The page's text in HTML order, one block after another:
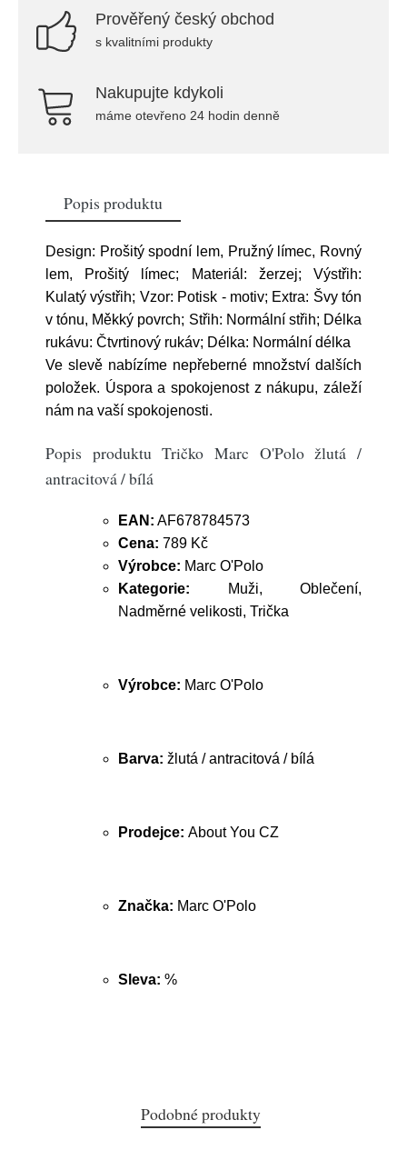
Prověřený český obchod
s kvalitními produkty
Nakupujte kdykoli
máme otevřeno 24 hodin denně
Popis produktu
Design: Prošitý spodní lem, Pružný límec, Rovný
lem, Prošitý límec; Materiál: žerzej; Výstřih:
Kulatý výstřih; Vzor: Potisk - motiv; Extra: Švy tón
v tónu, Měkký povrch; Střih: Normální střih; Délka
rukávu: Čtvrtinový rukáv; Délka: Normální délka
Ve slevě nabízíme nepřeberné množství dalších
položek. Úspora a spokojenost z nákupu, záleží
nám na vaší spokojenosti.
Popis produktu Tričko Marc O'Polo žlutá /
antracitová / bílá
EAN: AF678784573
Cena: 789 Kč
Výrobce: Marc O'Polo
Kategorie: Muži, Oblečení,
Nadměrné velikosti, Trička
Výrobce: Marc O'Polo
Barva: žlutá / antracitová / bílá
Prodejce: About You CZ
Značka: Marc O'Polo
Sleva: %
Podobné produkty